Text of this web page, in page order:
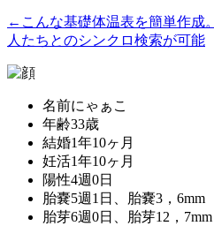
←こんな基礎体温表を簡単作成
人たちとのシンクロ検索が可能
名前にゃぁこ
年齢33歳
結婚1年10ヶ月
妊活1年10ヶ月
陽性4週0日
胎嚢5週1日、胎嚢3，6mm
胎芽6週0日、胎芽12，7mm